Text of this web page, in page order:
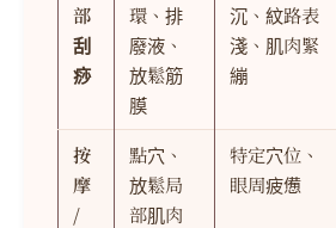
部
刮
痧
環、排
廢液、
放鬆筋
膜
沉、紋路表
淺、肌肉緊
繃
按
摩
/
點穴、
放鬆局
部肌肉
特定穴位、
眼周疲憊